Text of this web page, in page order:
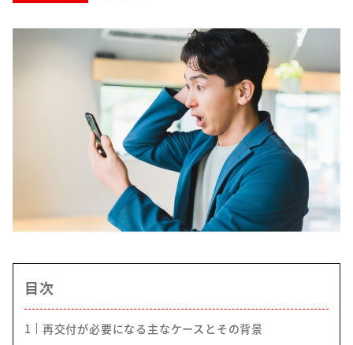
目次
1
再交付が必要になる主なケースとその背景